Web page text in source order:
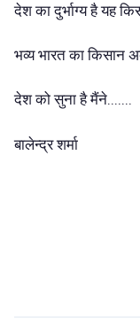
देश का दुर्भाग्य है यह
भव्य भारत का किसान
देश को सुना है मैंने.......
बालेन्द्र शर्मा